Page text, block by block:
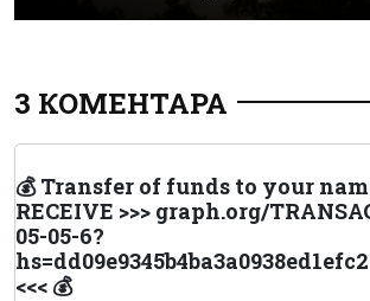
3 КОМЕНТАРА
💰 Transfer of funds to your
RECEIVE >>> graph.org/
05-05-6?
<<< 💰